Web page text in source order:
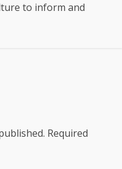
to inform and
Required